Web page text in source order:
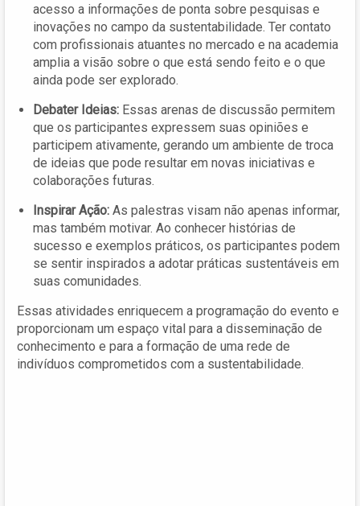
acesso a informações de ponta sobre pesquisas e
inovações no campo da sustentabilidade. Ter contato
com profissionais atuantes no mercado e na academia
amplia a visão sobre o que está sendo feito e o que
ainda pode ser explorado.
Debater Ideias: Essas arenas de discussão permitem
que os participantes expressem suas opiniões e
participem ativamente, gerando um ambiente de troca
de ideias que pode resultar em novas iniciativas e
colaborações futuras.
Inspirar Ação: As palestras visam não apenas informar,
mas também motivar. Ao conhecer histórias de
sucesso e exemplos práticos, os participantes podem
se sentir inspirados a adotar práticas sustentáveis em
suas comunidades.
Essas atividades enriquecem a programação do evento e
proporcionam um espaço vital para a disseminação de
conhecimento e para a formação de uma rede de
indivíduos comprometidos com a sustentabilidade.